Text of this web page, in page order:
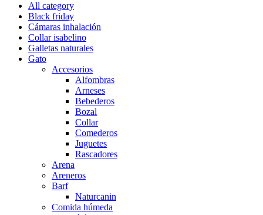
All category
Black friday
Cámaras inhalación
Collar isabelino
Galletas naturales
Gato
Accesorios
Alfombras
Arneses
Bebederos
Bozal
Collar
Comederos
Juguetes
Rascadores
Arena
Areneros
Barf
Naturcanin
Comida húmeda